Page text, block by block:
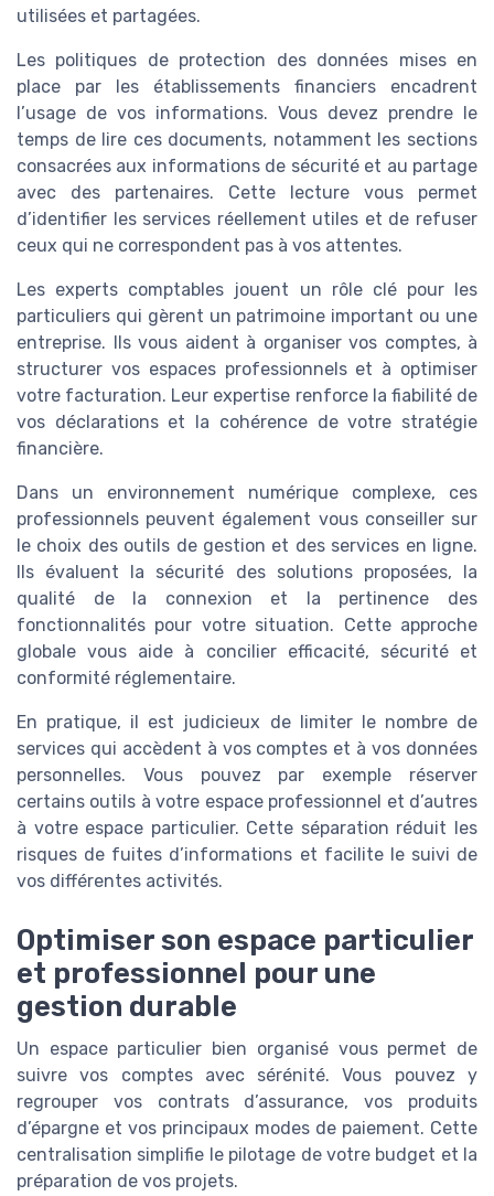
utilisées et partagées.
Les politiques de protection des données mises en
place par les établissements financiers encadrent
l’usage de vos informations. Vous devez prendre le
temps de lire ces documents, notamment les sections
consacrées aux informations de sécurité et au partage
avec des partenaires. Cette lecture vous permet
d’identifier les services réellement utiles et de refuser
ceux qui ne correspondent pas à vos attentes.
Les experts comptables jouent un rôle clé pour les
particuliers qui gèrent un patrimoine important ou une
entreprise. Ils vous aident à organiser vos comptes, à
structurer vos espaces professionnels et à optimiser
votre facturation. Leur expertise renforce la fiabilité de
vos déclarations et la cohérence de votre stratégie
financière.
Dans un environnement numérique complexe, ces
professionnels peuvent également vous conseiller sur
le choix des outils de gestion et des services en ligne.
Ils évaluent la sécurité des solutions proposées, la
qualité de la connexion et la pertinence des
fonctionnalités pour votre situation. Cette approche
globale vous aide à concilier efficacité, sécurité et
conformité réglementaire.
En pratique, il est judicieux de limiter le nombre de
services qui accèdent à vos comptes et à vos données
personnelles. Vous pouvez par exemple réserver
certains outils à votre espace professionnel et d’autres
à votre espace particulier. Cette séparation réduit les
risques de fuites d’informations et facilite le suivi de
vos différentes activités.
Optimiser son espace particulier
et professionnel pour une
gestion durable
Un espace particulier bien organisé vous permet de
suivre vos comptes avec sérénité. Vous pouvez y
regrouper vos contrats d’assurance, vos produits
d’épargne et vos principaux modes de paiement. Cette
centralisation simplifie le pilotage de votre budget et la
préparation de vos projets.